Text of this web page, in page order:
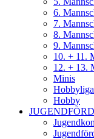
6.
7.
8.
9.
10. + 11.
12. + 13.
Minis
Hobbyliga
Hobby